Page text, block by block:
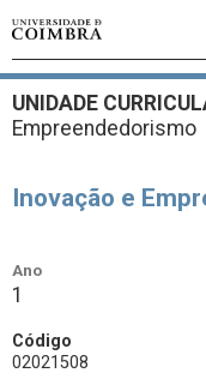
UNIDADE
Empreendedorismo
Inovação e
Ano
1
Código
02021508